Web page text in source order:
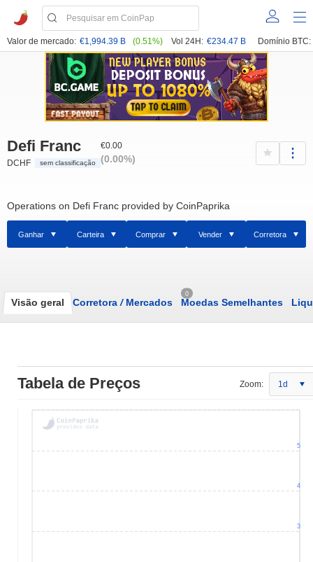
Valor de mercado: €1,994.39 B (0.51%) Vol 24H: €234.47 B Domínio BTC:
Defi Franc
DCHF sem classificação
€0.00
(0.00%)
Operations on Defi Franc provided by CoinPaprika
Ganhar Carteira Comprar Vender Corretora
Visão geral Corretora /Mercados
0
Moedas Semelhantes
Tabela de Preços Zoom: 1d
3
4
5